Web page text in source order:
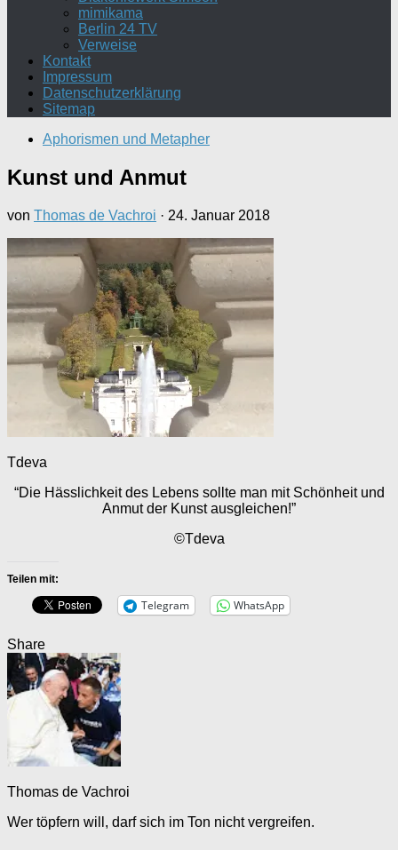
mimikama
Berlin 24 TV
Verweise
Kontakt
Impressum
Datenschutzerklärung
Sitemap
Aphorismen und Metapher
Kunst und Anmut
von Thomas de Vachroi · 24. Januar 2018
Tdeva
“Die Hässlichkeit des Lebens sollte man mit Schönheit und
Anmut der Kunst ausgleichen!”
©Tdeva
Teilen mit:
Telegram WhatsApp
Share
Thomas de Vachroi
Wer töpfern will, darf sich im Ton nicht vergreifen.